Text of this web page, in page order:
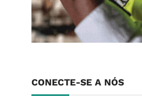
CONECTE-SE A NÓS